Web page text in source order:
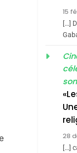
5
15
[…]
28
[…]